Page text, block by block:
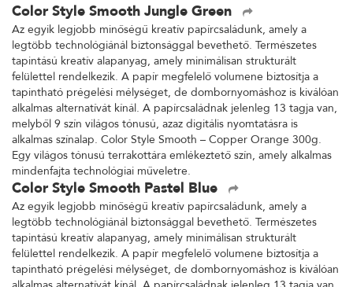
Color Style Smooth Jungle Green
Az egyik legjobb minőségű kreatív papírcsaládunk, amely a
legtöbb technológiánál biztonsággal bevethető. Természetes
tapintású kreatív alapanyag, amely minimálisan strukturált
felülettel rendelkezik. A papír megfelelő volumene biztosítja a
tapintható prégelési mélységet, de dombornyomáshoz is kiválóan
alkalmas alternatívát kínál. A papírcsaládnak jelenleg 13 tagja van,
melyből 9 szín világos tónusú, azaz digitális nyomtatásra is
alkalmas színalap. Color Style Smooth – Copper Orange 300g.
Egy világos tónusú terrakottára emlékeztető szín, amely alkalmas
mindenfajta technológiai műveletre.
Color Style Smooth Pastel Blue
Az egyik legjobb minőségű kreatív papírcsaládunk, amely a
legtöbb technológiánál biztonsággal bevethető. Természetes
tapintású kreatív alapanyag, amely minimálisan strukturált
felülettel rendelkezik. A papír megfelelő volumene biztosítja a
tapintható prégelési mélységet, de dombornyomáshoz is kiválóan